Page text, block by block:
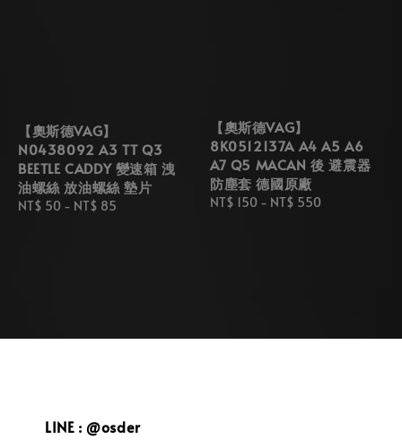
【奧斯德VAG】
N0438092 A3 TT Q3
BEETLE CADDY 變速箱 洩
油螺絲 放油螺絲 墊片
Regular
NT$ 50 - NT$ 85
【奧斯德VAG】
8K0512137A A4 A5 A6
A7 Q5 MACAN 後 避震器
防塵套 德國原廠
Regular
NT$ 150 - NT$ 550
LINE : @osder